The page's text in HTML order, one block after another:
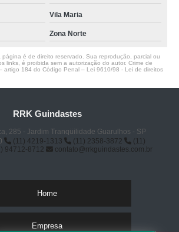
Vila Maria
Zona Norte
é de direito reservado. Sua reprodução, parcial ou
links, é proibida sem a autorização do autor. Crime de
artigo 184 do Código Penal – Lei 9610/98 - Lei de direitos
RRK Guindastes
285 - Jardim Tranqüilidade Guarulhos - SP
(11) 4219-1313 (11) 2358-3872
(11)
94712-8712 contato@rrkguindastes.com.br
Home
Empresa